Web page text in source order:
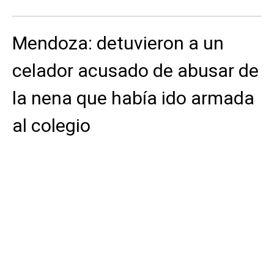
Mendoza: detuvieron a un
celador acusado de abusar de
la nena que había ido armada
al colegio